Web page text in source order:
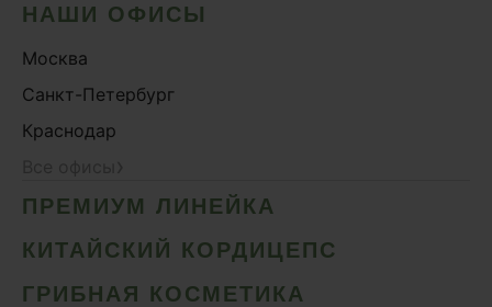
НАШИ ОФИСЫ
Москва
Санкт-Петербург
Краснодар
ПРЕМИУМ ЛИНЕЙКА
КИТАЙСКИЙ КОРДИЦЕПС
ГРИБНАЯ КОСМЕТИКА